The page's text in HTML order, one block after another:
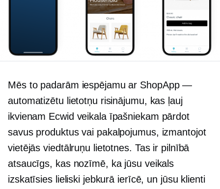
Mēs to padarām iespējamu ar ShopApp —
automatizētu lietotņu risinājumu, kas ļauj
ikvienam Ecwid veikala īpašniekam pārdot
savus produktus vai pakalpojumus, izmantojot
vietējās viedtālruņu lietotnes. Tas ir pilnībā
atsaucīgs, kas nozīmē, ka jūsu veikals
izskatīsies lieliski jebkurā ierīcē, un jūsu klienti